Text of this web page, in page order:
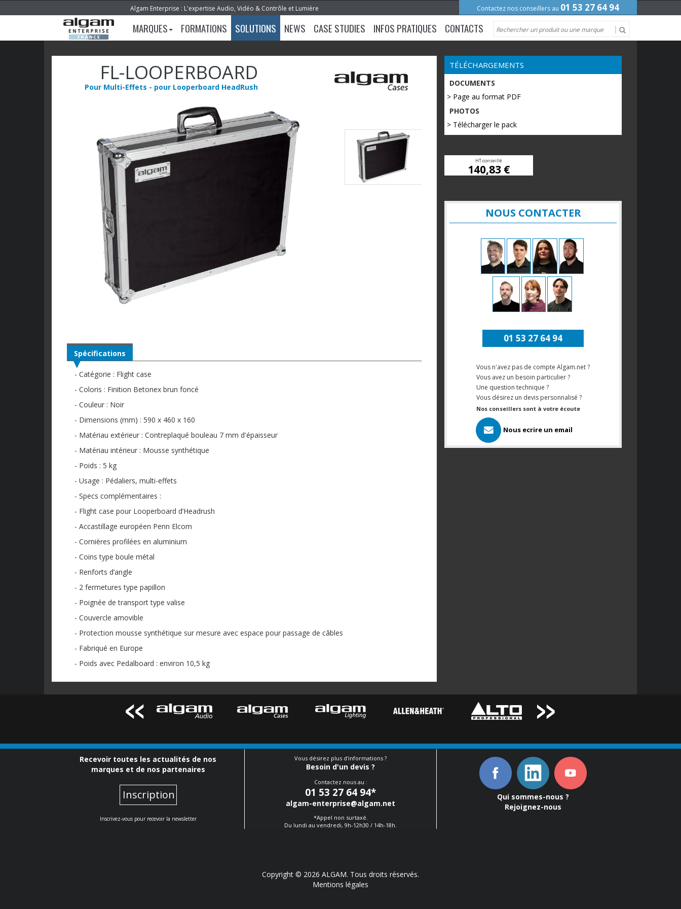
Algam Enterprise : L'expertise Audio, Vidéo & Contrôle et Lumière Contactez nos conseillers au 01 53 27 64 94
MARQUES FORMATIONS SOLUTIONS NEWS CASE STUDIES INFOS PRATIQUES CONTACTS
FL-LOOPERBOARD
Pour Multi-Effets - pour Looperboard HeadRush
Spécifications
- Catégorie : Flight case
- Coloris : Finition Betonex brun foncé
- Couleur : Noir
- Dimensions (mm) : 590 x 460 x 160
- Matériau extérieur : Contreplaqué bouleau 7 mm d'épaisseur
- Matériau intérieur : Mousse synthétique
- Poids : 5 kg
- Usage : Pédaliers, multi-effets
- Specs complémentaires :
- Flight case pour Looperboard d’Headrush
- Accastillage européen Penn Elcom
- Cornières profilées en aluminium
- Coins type boule métal
- Renforts d’angle
- 2 fermetures type papillon
- Poignée de transport type valise
- Couvercle amovible
- Protection mousse synthétique sur mesure avec espace pour passage de câbles
- Fabriqué en Europe
- Poids avec Pedalboard : environ 10,5 kg
TÉLÉCHARGEMENTS
DOCUMENTS
> Page au format PDF
PHOTOS
> Télécharger le pack
HT conseillé
140,83 €
NOUS CONTACTER
01 53 27 64 94
Vous n'avez pas de compte Algam.net ?
Vous avez un besoin particulier ?
Une question technique ?
Vous désirez un devis personnalisé ?
Nos conseillers sont à votre écoute
Nous ecrire un email
Recevoir toutes les actualités de nos
marques et de nos partenaires
Inscription
Inscrivez-vous pour recevoir la newsletter
Vous désirez plus d'informations ?
Besoin d'un devis ?
Contactez nous au :
01 53 27 64 94*
algam-enterprise@algam.net
*Appel non surtaxé.
Du lundi au vendredi, 9h-12h30 / 14h-18h.
Qui sommes-nous ?
Rejoignez-nous
Copyright © 2026 ALGAM. Tous droits réservés.
Mentions légales